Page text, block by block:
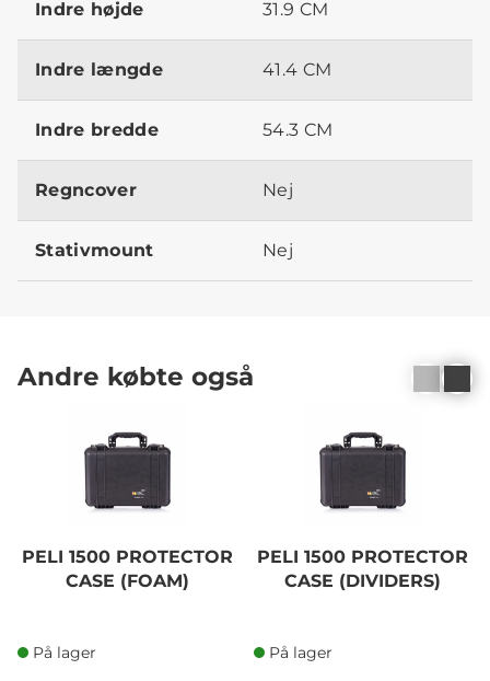
Indre højde 31.9 CM
Indre længde 41.4 CM
Indre bredde 54.3 CM
Regncover Nej
Stativmount Nej
Andre købte også
PELI 1500 PROTECTOR
CASE (FOAM)
På lager
PELI 1500 PROTECTOR
CASE (DIVIDERS)
På lager